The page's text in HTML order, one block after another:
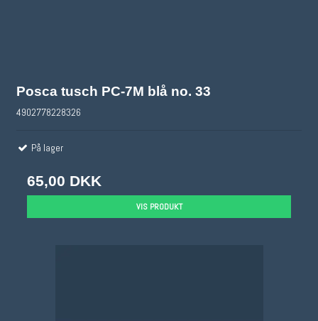
Posca tusch PC-7M blå no. 33
4902778228326
På lager
65,00 DKK
VIS PRODUKT